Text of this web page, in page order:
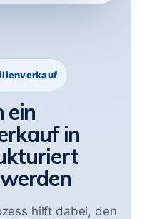
ein
in
hilft dabei, den